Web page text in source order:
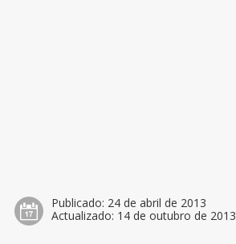
Publicado: 24 de abril de 2013
Actualizado: 14 de outubro de 2013